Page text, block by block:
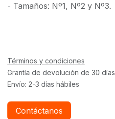
- Tamaños: Nº1, Nº2 y Nº3.
Términos y condiciones
Grantía de devolución de 30 días
Envío: 2-3 días hábiles
Contáctanos